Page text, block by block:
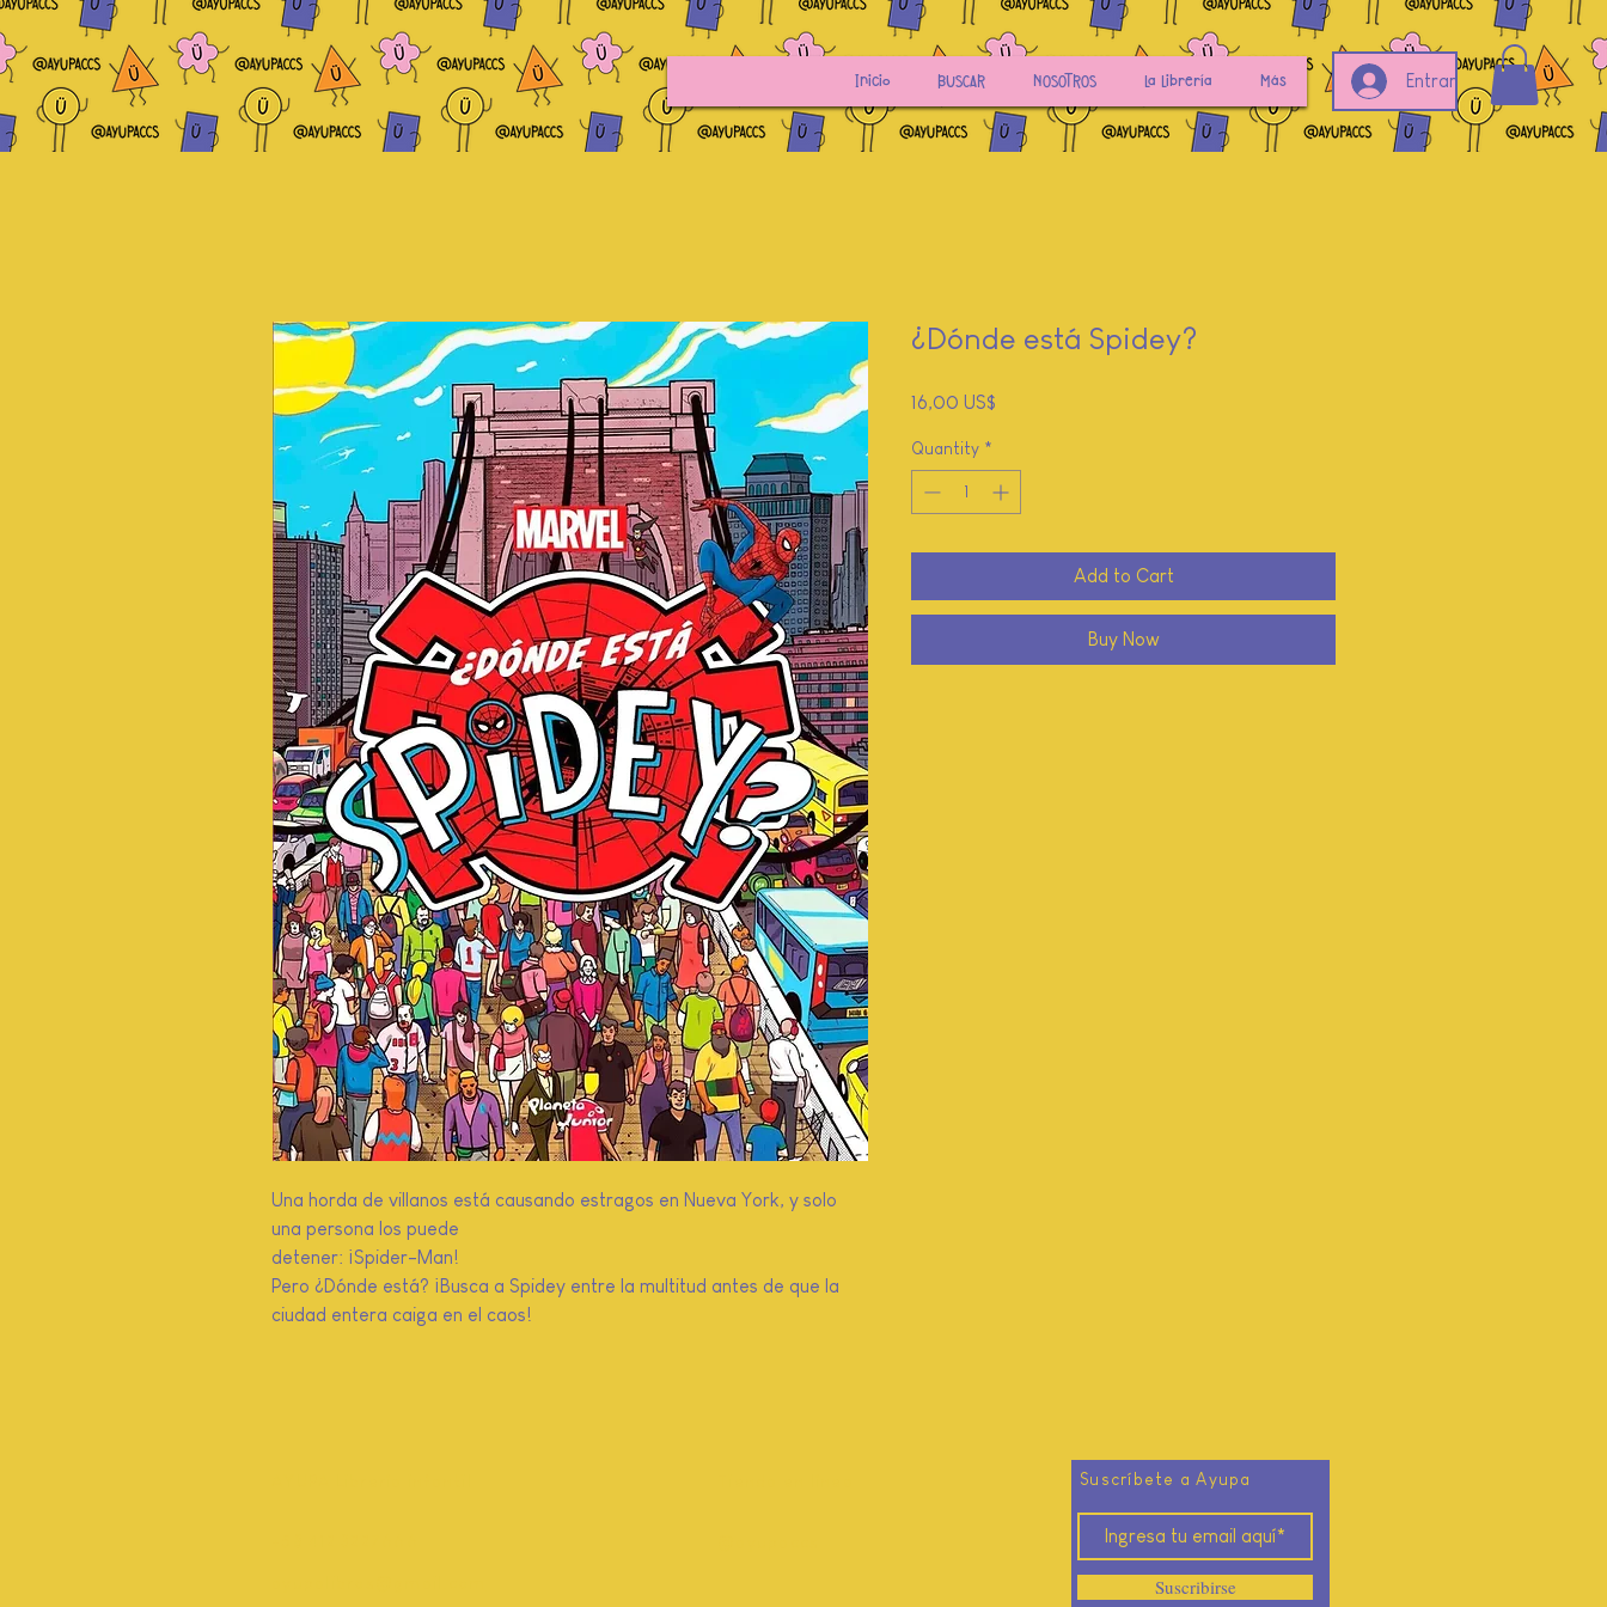
Inicio BUSCAR NOSOTROS La Librería Más Entrar
Una horda de villanos está causando estragos en Nueva York, y solo
una persona los puede
detener: ¡Spider-Man!
Pero ¿Dónde está? ¡Busca a Spidey entre la multitud antes de que la
ciudad entera caiga en el caos!
¿Dónde está Spidey?
16,00 US$
Quantity *
Add to Cart
Buy Now
Suscríbete a Ayupa
Suscribirse